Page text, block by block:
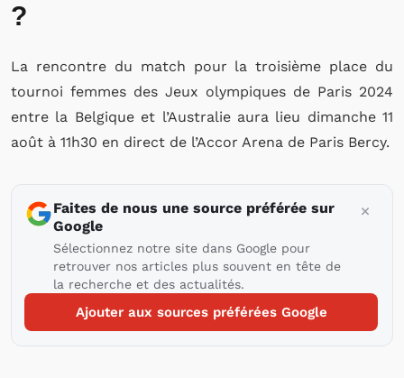
?
La rencontre du match pour la troisième place du
tournoi femmes des Jeux olympiques de Paris 2024
entre la Belgique et l’Australie aura lieu dimanche 11
août à 11h30 en direct de l’Accor Arena de Paris Bercy.
Faites de nous une source préférée sur
Google
Sélectionnez notre site dans Google pour
retrouver nos articles plus souvent en tête de
la recherche et des actualités.
Ajouter aux sources préférées Google